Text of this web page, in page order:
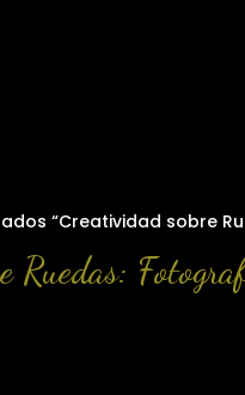
“Creatividad sobre
Ruedas: